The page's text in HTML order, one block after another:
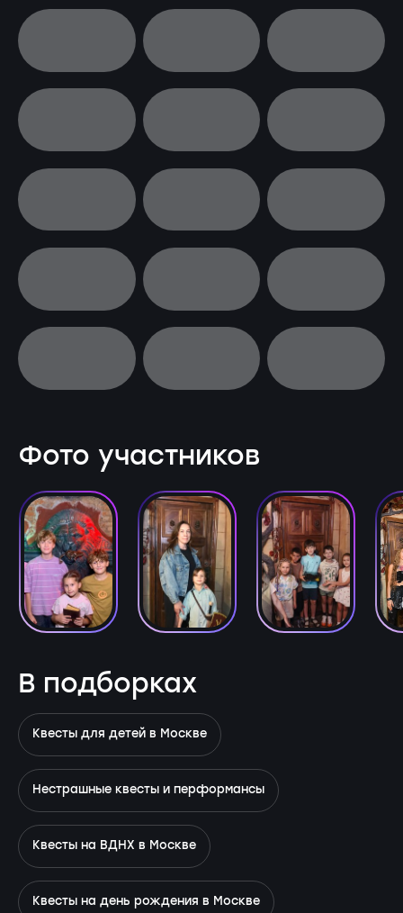
Фото участников
В подборках
Квесты для детей в Москве
Нестрашные квесты и перформансы
Квесты на ВДНХ в Москве
Квесты на день рождения в Москве